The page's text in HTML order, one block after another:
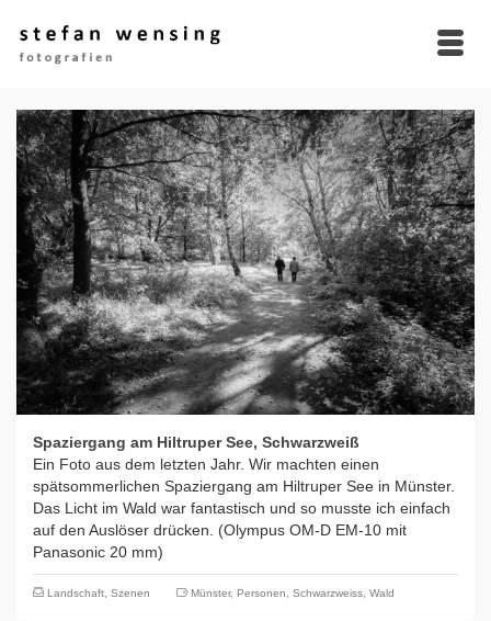
Spaziergang am Hiltruper See, Schwarzweiß
Ein Foto aus dem letzten Jahr. Wir machten einen
spätsommerlichen Spaziergang am Hiltruper See in Münster.
Das Licht im Wald war fantastisch und so musste ich einfach
auf den Auslöser drücken. (Olympus OM-D EM-10 mit
Panasonic 20 mm)
Landschaft, Szenen Münster, Personen, Schwarzweiss, Wald